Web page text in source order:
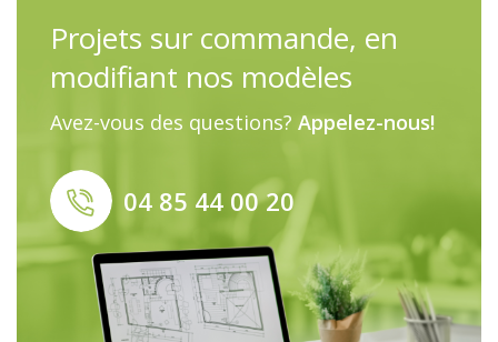
Projets sur commande, en
modifiant nos modèles
Avez-vous des questions? Appelez-nous!
04 85 44 00 20